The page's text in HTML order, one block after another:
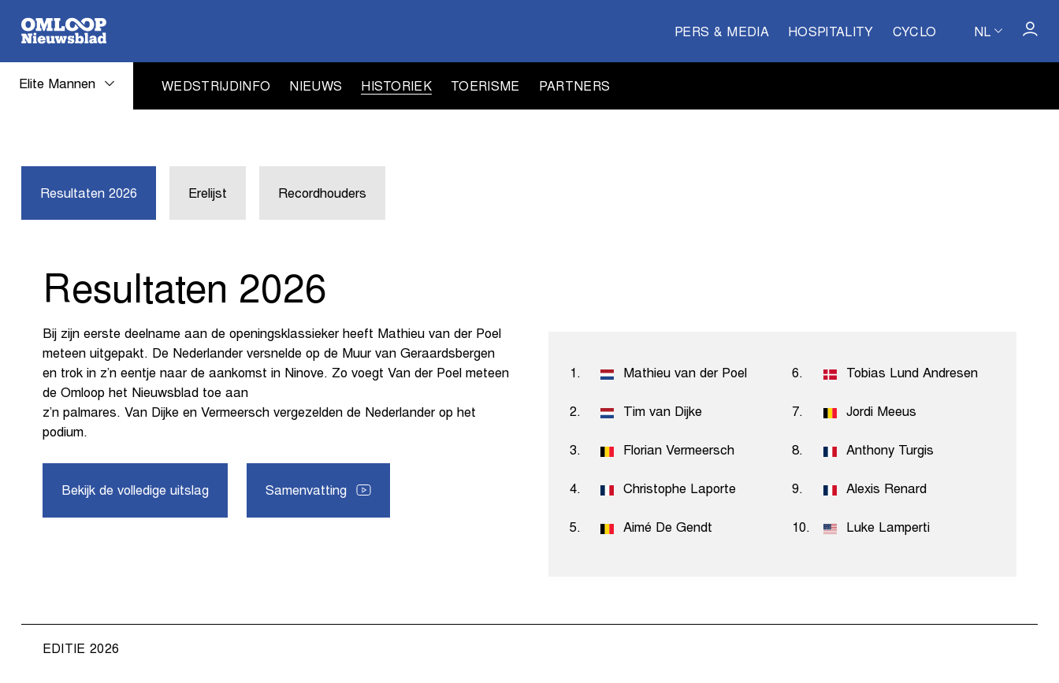
PERS & MEDIA HOSPITALITY CYCLO NL
Elite Mannen WEDSTRIJDINFO NIEUWS HISTORIEK TOERISME PARTNERS
Mannen
historiek
Resultaten 2026 Erelijst Recordhouders
1. Mathieu van der Poel
2. Tim van Dijke
3. Florian Vermeersch
4. Christophe Laporte
5. Aimé De Gendt
6. Tobias Lund Andresen
7. Jordi Meeus
8. Anthony Turgis
9. Alexis Renard
10. Luke Lamperti
Resultaten 2026
Bij zijn eerste deelname aan de openingsklassieker heeft Mathieu van der Poel
meteen uitgepakt. De Nederlander versnelde op de Muur van Geraardsbergen
en trok in z’n eentje naar de aankomst in Ninove. Zo voegt Van der Poel meteen
de Omloop het Nieuwsblad toe aan
z’n palmares. Van Dijke en Vermeersch vergezelden de Nederlander op het
podium.
Bekijk de volledige uitslag Samenvatting
EDITIE 2026